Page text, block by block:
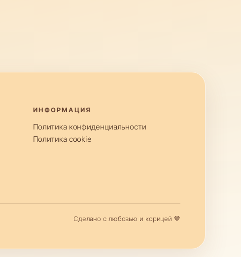
ИНФОРМАЦИЯ
Политика конфиденциальности
Политика cookie
Сделано с любовью и корицей 🤎